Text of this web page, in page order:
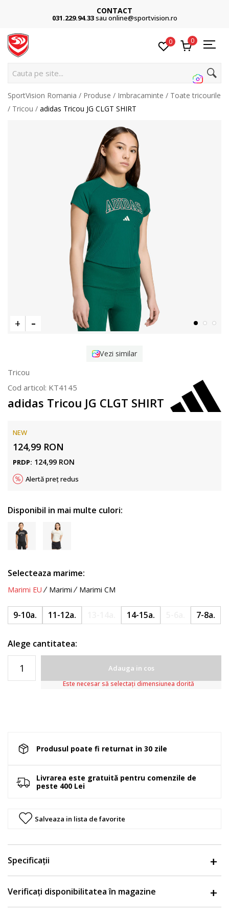
CONTACT
031.229.94.33sau online@sportvision.ro
0 0
Ca
SportVision Romania Produse Imbracaminte
Toate tricourile
Tricou
adidas Tricou JG CLGT SHIRT
Vezi similar
Tricou
Cod articol: KT4145
adidas Tricou JG CLGT SHIRT
NEW
124,99 RON
PRDP: 124,99 RON
Alertă preț redus
Disponibil in mai multe culori:
Selecteaza marime:
Marimi EU Marimi Marimi CM
9-10a. 11-12a. 14-15a. 7-8a.
Alege cantitatea:
Adauga in cos
Este necesar să selectați dimensiunea dorită
Produsul poate fi returnat in 30 zile
Livrarea este gratuită pentru comenzile de
peste 400 Lei
Salveaza in lista de favorite
Specificații
Verificați disponibilitatea în magazine